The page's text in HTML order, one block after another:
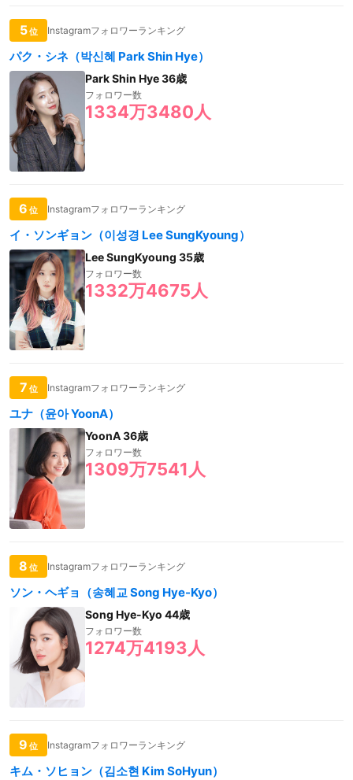
5位 Instagramフォロワーランキング
パク・シネ（박신혜 Park Shin Hye）
Park Shin Hye 36歳
フォロワー数
1334万3480人
6 位 Instagramフォロワーランキング
イ・ソンギョン（이성경 Lee SungKyoung）
Lee SungKyoung 35歳
フォロワー数
1332万4675人
7 位 Instagramフォロワーランキング
ユナ（윤아 YoonA）
YoonA 36歳
フォロワー数
1309万7541人
8 位 Instagramフォロワーランキング
ソン・ヘギョ（송혜교 Song Hye-Kyo）
Song Hye-Kyo 44歳
フォロワー数
1274万4193人
9 位 Instagramフォロワーランキング
キム・ソヒョン（김소현 Kim SoHyun）